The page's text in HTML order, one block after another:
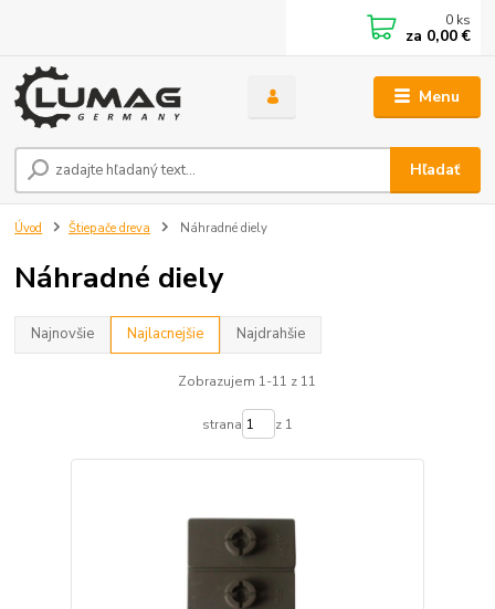
Menu
Hľadať
0 ks
za 0,00 €
Úvod Štiepače dreva Náhradné diely
Náhradné diely
Najnovšie Najlacnejšie Najdrahšie
Zobrazujem 1-11 z 11
strana z 1